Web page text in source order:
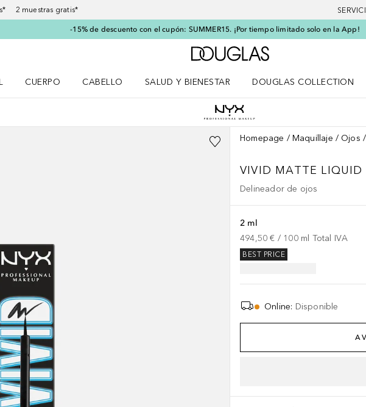
2 muestras gratis*
-15% de descuento con el cupón: SUMMER15. ¡Por tiempo limitado solo en la App!
A Douglas Home
CUERPO
CABELLO
SALUD Y BIENESTAR
DOUGLAS COLLECTION
Homepage Maquillaje Ojos
VIVID MATTE LIQUID
Delineador de ojos
2 ml
494,50 € / 100 ml Total IVA
BEST PRICE
Online: Disponible